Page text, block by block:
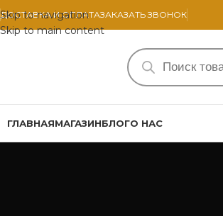
Skip to navigation
Skip to main content
ДОСТАВКА И ОПЛАТАЗАКАЗАТЬ ЗВОНОК
ГЛАВНАЯМАГАЗИНБЛОГО НАС